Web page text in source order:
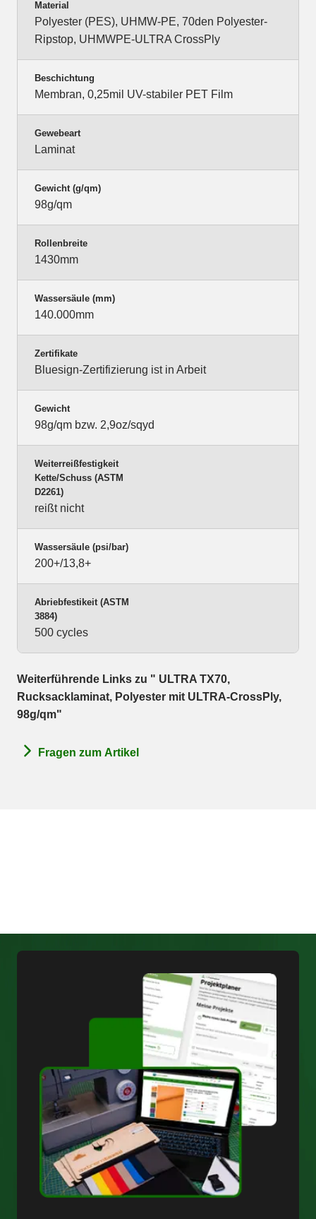
Material
Polyester (PES), UHMW-PE, 70den Polyester-
Ripstop, UHMWPE-ULTRA CrossPly
Beschichtung
Membran, 0,25mil UV-stabiler PET Film
Gewebeart
Laminat
Gewicht (g/qm)
98g/qm
Rollenbreite
1430mm
Wassersäule (mm)
140.000mm
Zertifikate
Bluesign-Zertifizierung ist in Arbeit
Gewicht
98g/qm bzw. 2,9oz/sqyd
Weiterreißfestigkeit
Kette/Schuss (ASTM
D2261)
reißt nicht
Wassersäule (psi/bar)
200+/13,8+
Abriebfestikeit (ASTM
3884)
500 cycles
Weiterführende Links zu " ULTRA TX70,
Rucksacklaminat, Polyester mit ULTRA-CrossPly,
98g/qm"
Fragen zum Artikel